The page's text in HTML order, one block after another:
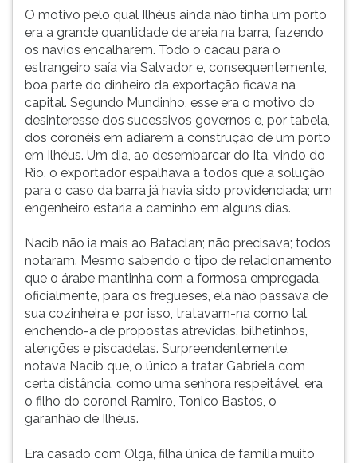
O motivo pelo qual Ilhéus ainda não tinha um porto
era a grande quantidade de areia na barra, fazendo
os navios encalharem. Todo o cacau para o
estrangeiro saía via Salvador e, consequentemente,
boa parte do dinheiro da exportação ficava na
capital. Segundo Mundinho, esse era o motivo do
desinteresse dos sucessivos governos e, por tabela,
dos coronéis em adiarem a construção de um porto
em Ilhéus. Um dia, ao desembarcar do Ita, vindo do
Rio, o exportador espalhava a todos que a solução
para o caso da barra já havia sido providenciada; um
engenheiro estaria a caminho em alguns dias.
Nacib não ia mais ao Bataclan; não precisava; todos
notaram. Mesmo sabendo o tipo de relacionamento
que o árabe mantinha com a formosa empregada,
oficialmente, para os fregueses, ela não passava de
sua cozinheira e, por isso, tratavam-na como tal,
enchendo-a de propostas atrevidas, bilhetinhos,
atenções e piscadelas. Surpreendentemente,
notava Nacib que, o único a tratar Gabriela com
certa distância, como uma senhora respeitável, era
o filho do coronel Ramiro, Tonico Bastos, o
garanhão de Ilhéus.
Era casado com Olga, filha única de família muito